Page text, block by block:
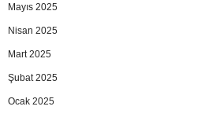
Mayıs 2025
Nisan 2025
Mart 2025
Şubat 2025
Ocak 2025